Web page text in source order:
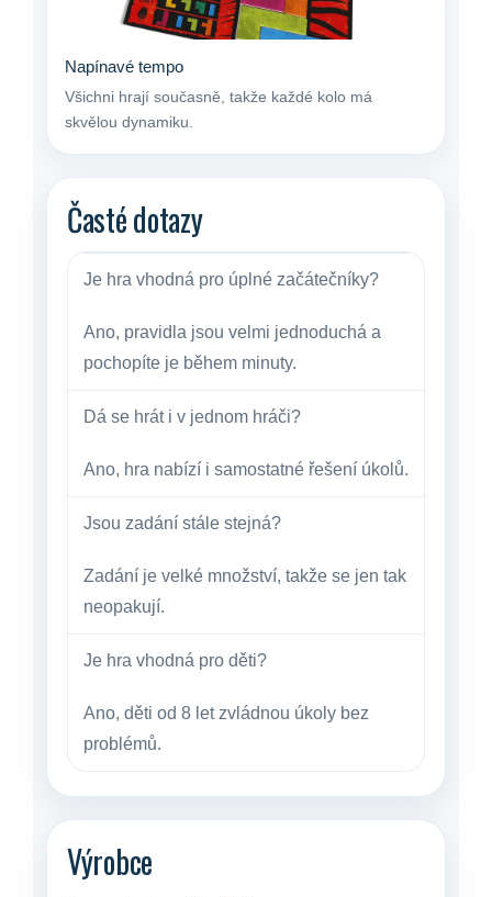
Napínavé tempo
Všichni hrají současně, takže každé kolo má
skvělou dynamiku.
Časté dotazy
Je hra vhodná pro úplné začátečníky?
Ano, pravidla jsou velmi jednoduchá a
pochopíte je během minuty.
Dá se hrát i v jednom hráči?
Ano, hra nabízí i samostatné řešení úkolů.
Jsou zadání stále stejná?
Zadání je velké množství, takže se jen tak
neopakují.
Je hra vhodná pro děti?
Ano, děti od 8 let zvládnou úkoly bez
problémů.
Výrobce